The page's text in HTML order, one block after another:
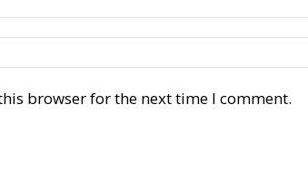
browser for the next time I comment.